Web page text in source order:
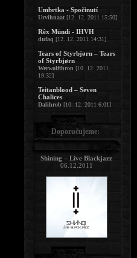
Umbrtka - Spočinutí
Urvihnaat [12. 12. 2011 15:50]
Rêx Mündi - IHVH
dufaq [12. 12. 2011 14:31]
Tears of Styrbjørn – Tears
of Styrbjørn
Werwolfthron [10. 12. 2011
19:32]
Teitanblood – Seven
Chalices
Dalihrob [10. 12. 2011 6:01]
Doporučujeme:
Shining – Live Blackjazz
06.12.2011